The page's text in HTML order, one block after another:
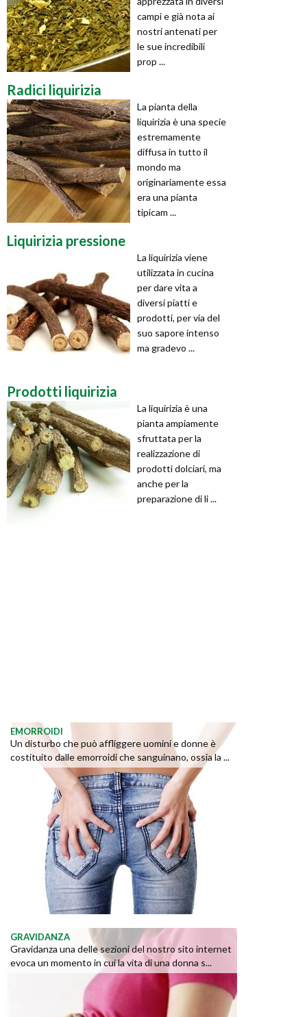
campi e già nota ai
nostri antenati per
le sue incredibili
prop ...
Radici liquirizia
La pianta della
liquirizia è una specie
estremamente
diffusa in tutto il
mondo ma
originariamente essa
era una pianta
tipicam ...
Liquirizia pressione
La liquirizia viene
utilizzata in cucina
per dare vita a
diversi piatti e
prodotti, per via del
suo sapore intenso
ma gradevo ...
Prodotti liquirizia
La liquirizia è una
pianta ampiamente
sfruttata per la
realizzazione di
prodotti dolciari, ma
anche per la
preparazione di li ...
EMORROIDI
Un disturbo che può affliggere uomini e donne è
costituito dalle emorroidi che sanguinano, ossia la ...
GRAVIDANZA
Gravidanza una delle sezioni del nostro sito internet
evoca un momento in cui la vita di una donna s...